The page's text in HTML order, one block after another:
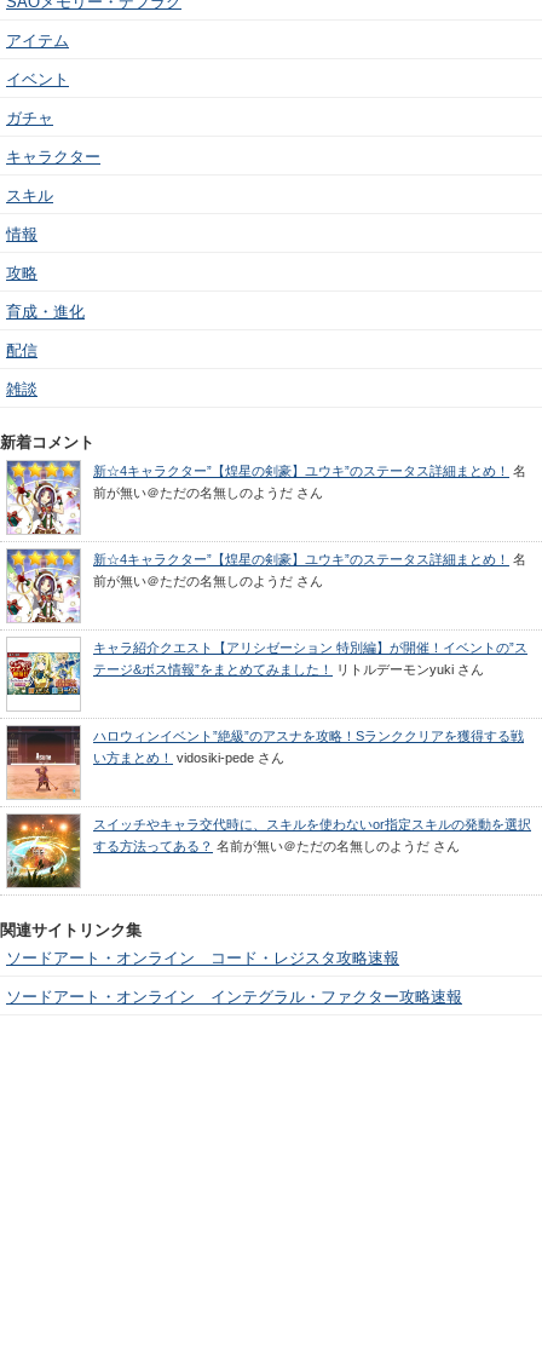
アイテム
イベント
ガチャ
キャラクター
スキル
情報
攻略
育成・進化
配信
雑談
新着コメント
新☆4キャラクター”【煌星の剣豪】ユウキ”のステータス詳細まとめ！
名
前が無い＠ただの名無しのようだ さん
新☆4キャラクター”【煌星の剣豪】ユウキ”のステータス詳細まとめ！
名
前が無い＠ただの名無しのようだ さん
キャラ紹介クエスト【アリシゼーション 特別編】が開催！イベントの”ス
テージ&ボス情報”をまとめてみました！
リトルデーモンyuki さん
ハロウィンイベント”絶級”のアスナを攻略！Sランククリアを獲得する戦
い方まとめ！
vidosiki-pede さん
スイッチやキャラ交代時に、スキルを使わないor指定スキルの発動を選択
する方法ってある？ 名前が無い＠ただの名無しのようだ さん
関連サイトリンク集
ソードアート・オンライン コード・レジスタ攻略速報
ソードアート・オンライン インテグラル・ファクター攻略速報